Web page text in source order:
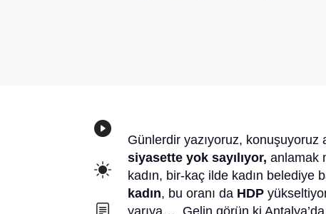
Günlerdir yazıyoruz, konuşuyoruz
siyasette yok sayılıyor, anlamak
kadın, bir-kaç ilde kadın belediye
kadın, bu oranı da HDP